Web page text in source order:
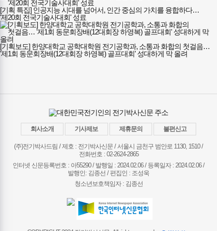
[기획 특집] 인공지능 시대를 넘어서, 인간 중심의 가치를 융합하다…
'제20회 전국기술사대회' 성료
[기획보도] 한양대학교 공학대학원 전기공학과, 소통과 화합의 첫걸음…
'제1회 동문회장배(12대회장 하영복) 골프대회' 성대하게 막 올려
회사소개 기사제보 제휴문의 불편신고
(주)전기박사드림 / 제호 : 전기박사신문 /서울시 금천구 범안로 1130, 1510 /
전화번호 : 02-2624-2865
인터넷 신문등록번호 : 아55290 / 발행일 : 2024.02.06 / 등록일자 : 2024.02.06 /
발행인: 김종선 / 편집인 : 조성욱
청소년보호책임자 : 김종선